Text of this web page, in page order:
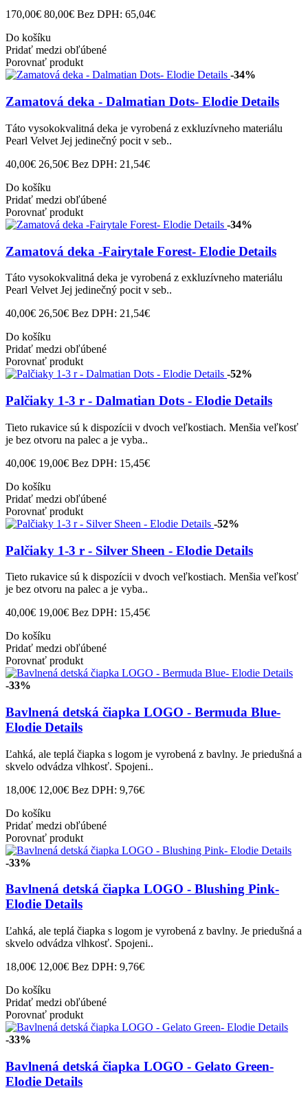
170,00€ 80,00€ Bez DPH: 65,04€
Do košíku
Pridať medzi obľúbené
Porovnať produkt
-34%
Zamatová deka - Dalmatian Dots- Elodie Details
Táto vysokokvalitná deka je vyrobená z exkluzívneho materiálu
Pearl Velvet Jej jedinečný pocit v seb..
40,00€ 26,50€ Bez DPH: 21,54€
Do košíku
Pridať medzi obľúbené
Porovnať produkt
-34%
Zamatová deka -Fairytale Forest- Elodie Details
Táto vysokokvalitná deka je vyrobená z exkluzívneho materiálu
Pearl Velvet Jej jedinečný pocit v seb..
40,00€ 26,50€ Bez DPH: 21,54€
Do košíku
Pridať medzi obľúbené
Porovnať produkt
-52%
Palčiaky 1-3 r - Dalmatian Dots - Elodie Details
Tieto rukavice sú k dispozícii v dvoch veľkostiach. Menšia veľkosť
je bez otvoru na palec a je vyba..
40,00€ 19,00€ Bez DPH: 15,45€
Do košíku
Pridať medzi obľúbené
Porovnať produkt
-52%
Palčiaky 1-3 r - Silver Sheen - Elodie Details
Tieto rukavice sú k dispozícii v dvoch veľkostiach. Menšia veľkosť
je bez otvoru na palec a je vyba..
40,00€ 19,00€ Bez DPH: 15,45€
Do košíku
Pridať medzi obľúbené
Porovnať produkt
-33%
Bavlnená detská čiapka LOGO - Bermuda Blue-
Elodie Details
Ľahká, ale teplá čiapka s logom je vyrobená z bavlny. Je priedušná a
skvelo odvádza vlhkosť. Spojeni..
18,00€ 12,00€ Bez DPH: 9,76€
Do košíku
Pridať medzi obľúbené
Porovnať produkt
-33%
Bavlnená detská čiapka LOGO - Blushing Pink-
Elodie Details
Ľahká, ale teplá čiapka s logom je vyrobená z bavlny. Je priedušná a
skvelo odvádza vlhkosť. Spojeni..
18,00€ 12,00€ Bez DPH: 9,76€
Do košíku
Pridať medzi obľúbené
Porovnať produkt
-33%
Bavlnená detská čiapka LOGO - Gelato Green-
Elodie Details